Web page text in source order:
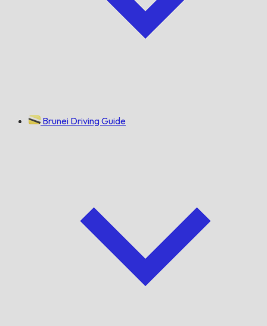
Brunei Driving Guide